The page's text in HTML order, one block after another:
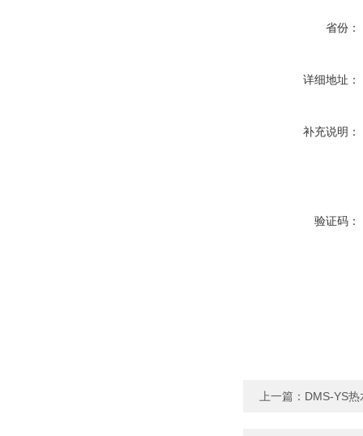
省份：
详细地址：
补充说明：
验证码：
上一篇： DMS-YS